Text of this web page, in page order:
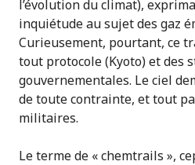
l’évolution du climat),
inquiétude au sujet des gaz
Curieusement, pourtant, ce
tout protocole (Kyoto) et des
gouvernementales. Le ciel
de toute contrainte, et tout
militaires.
Le terme de « chemtrails »,